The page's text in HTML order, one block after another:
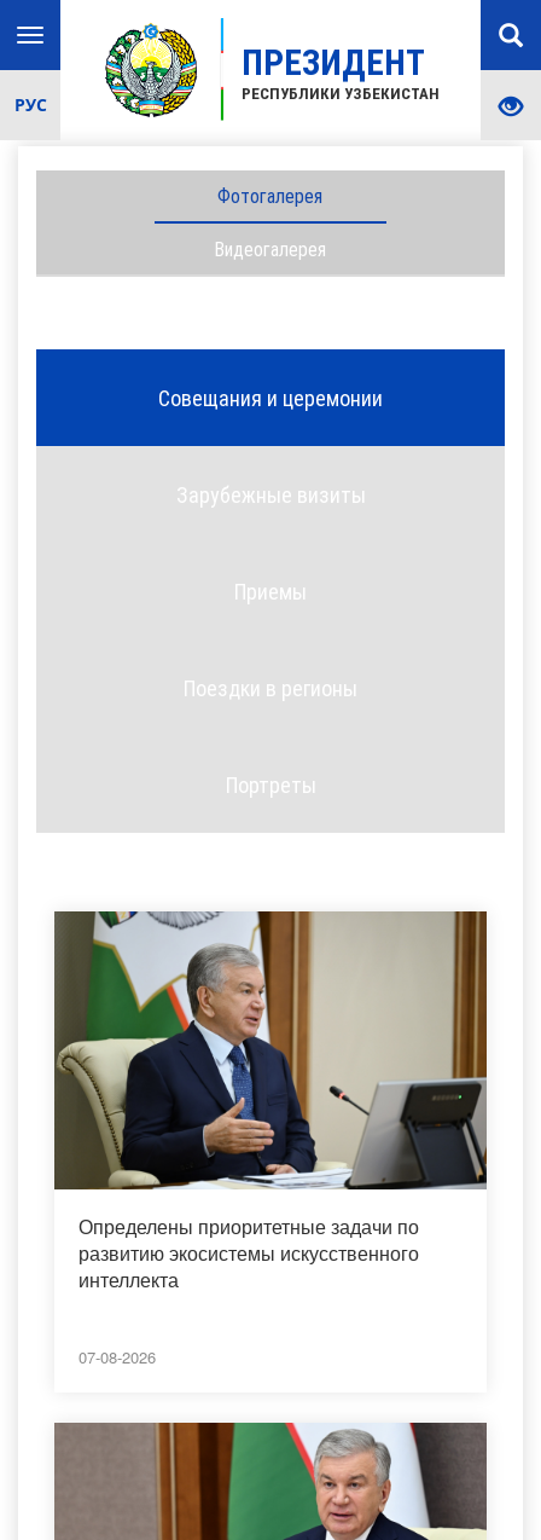
ПРЕЗИДЕНТ
РЕСПУБЛИКИ УЗБЕКИСТАН
Toggle
navigation
РУС
Фотогалерея
Видеогалерея
Совещания и церемонии
Зарубежные визиты
Приемы
Поездки в регионы
Портреты
Определены приоритетные задачи по
развитию экосистемы искусственного
интеллекта
07-08-2026